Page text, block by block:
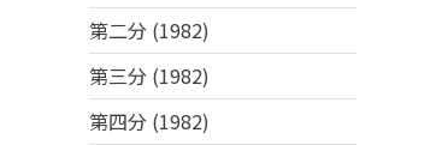
第二分 (1982)
第三分 (1982)
第四分 (1982)